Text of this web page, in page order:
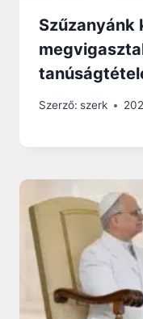
Szűzanyánk
Szerző: szerk